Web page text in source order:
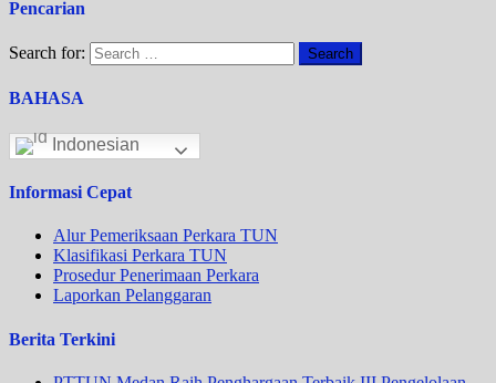
Pencarian
Search for:
BAHASA
Indonesian
Informasi Cepat
Alur Pemeriksaan Perkara TUN
Klasifikasi Perkara TUN
Prosedur Penerimaan Perkara
Laporkan Pelanggaran
Berita Terkini